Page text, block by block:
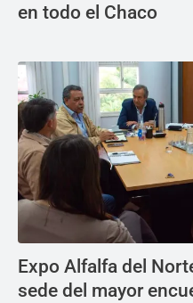
en todo el Chaco
Expo Alfalfa del
sede del mayor